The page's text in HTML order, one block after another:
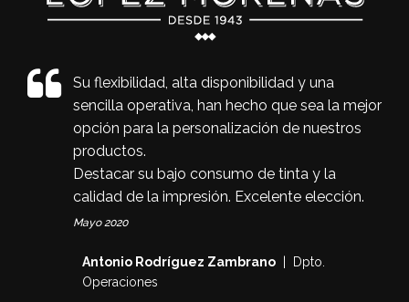
Su flexibilidad, alta disponibilidad y una
sencilla operativa, han hecho que sea la mejor
opción para la personalización de nuestros
productos.
Destacar su bajo consumo de tinta y la
calidad de la impresión. Excelente elección.
Mayo 2020
Antonio Rodríguez Zambrano | Dpto.
Operaciones